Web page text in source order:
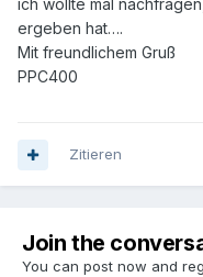
ich wollte mal
ergeben hat….
Mit freundlichem Gruß
PPC400
Zitieren
Join the
You can post now and